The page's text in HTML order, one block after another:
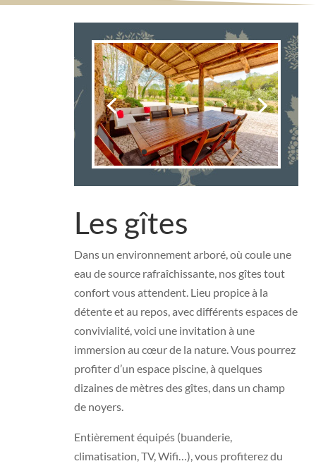
Les gîtes
Dans un environnement arboré, où coule une
eau de source rafraîchissante, nos gîtes tout
confort vous attendent. Lieu propice à la
détente et au repos, avec différents espaces de
convivialité, voici une invitation à une
immersion au cœur de la nature. Vous pourrez
profiter d’un espace piscine, à quelques
dizaines de mètres des gîtes, dans un champ
de noyers.
Entièrement équipés (buanderie,
climatisation, TV, Wifi…), vous profiterez du